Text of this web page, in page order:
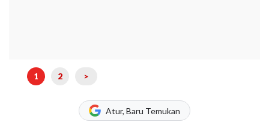
1 2 >
Atur, Baru Temukan